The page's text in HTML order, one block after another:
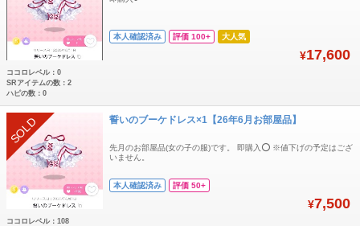
本人確認済み 評価 100+ 大人気
¥17,600
ココロレベル：0
SRアイテムの数：2
ハピの数：0
SOLD 誓いのブーケドレス×1【26年6月お部屋品】
先月のお部屋品(女の子の服)です。 即購入⭕️ ※値下げの予定はござ
いません。
本人確認済み 評価 50+
¥7,500
ココロレベル：108